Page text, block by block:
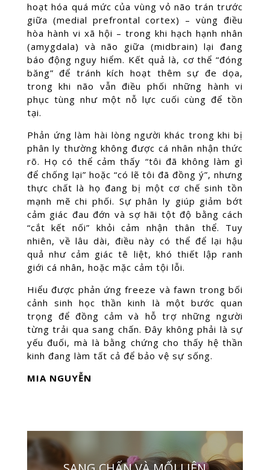
hoạt hóa quá mức của vùng vỏ não trán trước
giữa (medial prefrontal cortex) – vùng điều
hòa hành vi xã hội – trong khi hạch hạnh nhân
(amygdala) và não giữa (midbrain) lại đang
báo động nguy hiểm. Kết quả là, cơ thể “đóng
băng” để tránh kích hoạt thêm sự đe dọa,
trong khi não vẫn điều phối những hành vi
phục tùng như một nỗ lực cuối cùng để tồn
tại.
Phản ứng làm hài lòng người khác trong khi bị
phân ly thường không được cá nhân nhận thức
rõ. Họ có thể cảm thấy “tôi đã không làm gì
để chống lại” hoặc “có lẽ tôi đã đồng ý”, nhưng
thực chất là họ đang bị một cơ chế sinh tồn
mạnh mẽ chi phối. Sự phân ly giúp giảm bớt
cảm giác đau đớn và sợ hãi tột độ bằng cách
“cắt kết nối” khỏi cảm nhận thân thể. Tuy
nhiên, về lâu dài, điều này có thể để lại hậu
quả như cảm giác tê liệt, khó thiết lập ranh
giới cá nhân, hoặc mặc cảm tội lỗi.
Hiểu được phản ứng freeze và fawn trong bối
cảnh sinh học thần kinh là một bước quan
trọng để đồng cảm và hỗ trợ những người
từng trải qua sang chấn. Đây không phải là sự
yếu đuối, mà là bằng chứng cho thấy hệ thần
kinh đang làm tất cả để bảo vệ sự sống.
MIA NGUYỄN